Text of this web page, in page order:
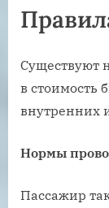
Существуют
в стоимость
внутренних
Нормы
Пассажир